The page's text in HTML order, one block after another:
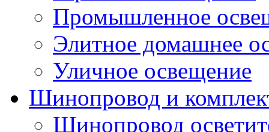
Промышленное
Элитное домашнее
Уличное освещение
Шинопровод и
Шинопровод